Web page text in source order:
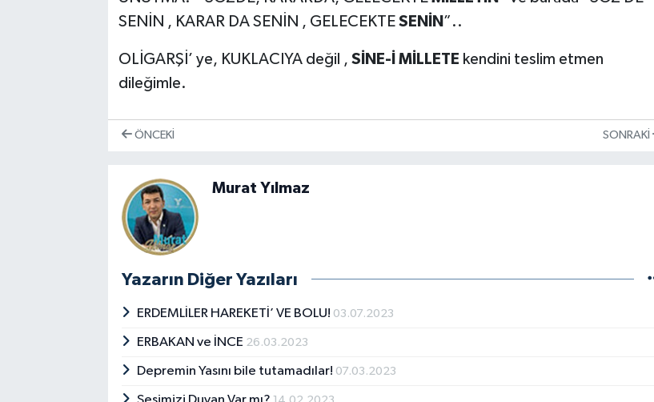
SENİN , KARAR DA SENİN , GELECEKTE SENİN ”..
OLİGARŞİ’ ye, KUKLACIYA değil , SİNE-İ MİLLETE kendini teslim etmen
dileğimle.
ÖNCEKI SONRAKI
Murat Yılmaz
Yazarın Diğer Yazıları
ERDEMLİLER HAREKETİ’ VE BOLU! 03.07.2023
ERBAKAN ve İNCE 26.03.2023
Depremin Yasını bile tutamadılar! 07.03.2023